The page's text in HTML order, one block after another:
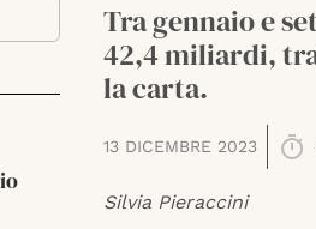
Tra gennaio e
42,4 miliardi,
la carta.
13 DICEMBRE 2023
Silvia Pieraccini